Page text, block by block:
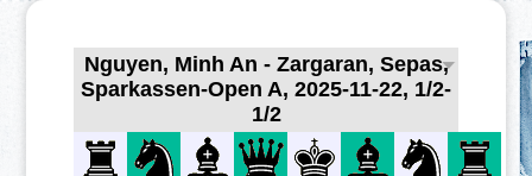
Nguyen, Minh An - Zargaran, Sepas,
Sparkassen-Open A, 2025-11-22, 1/2-
1/2